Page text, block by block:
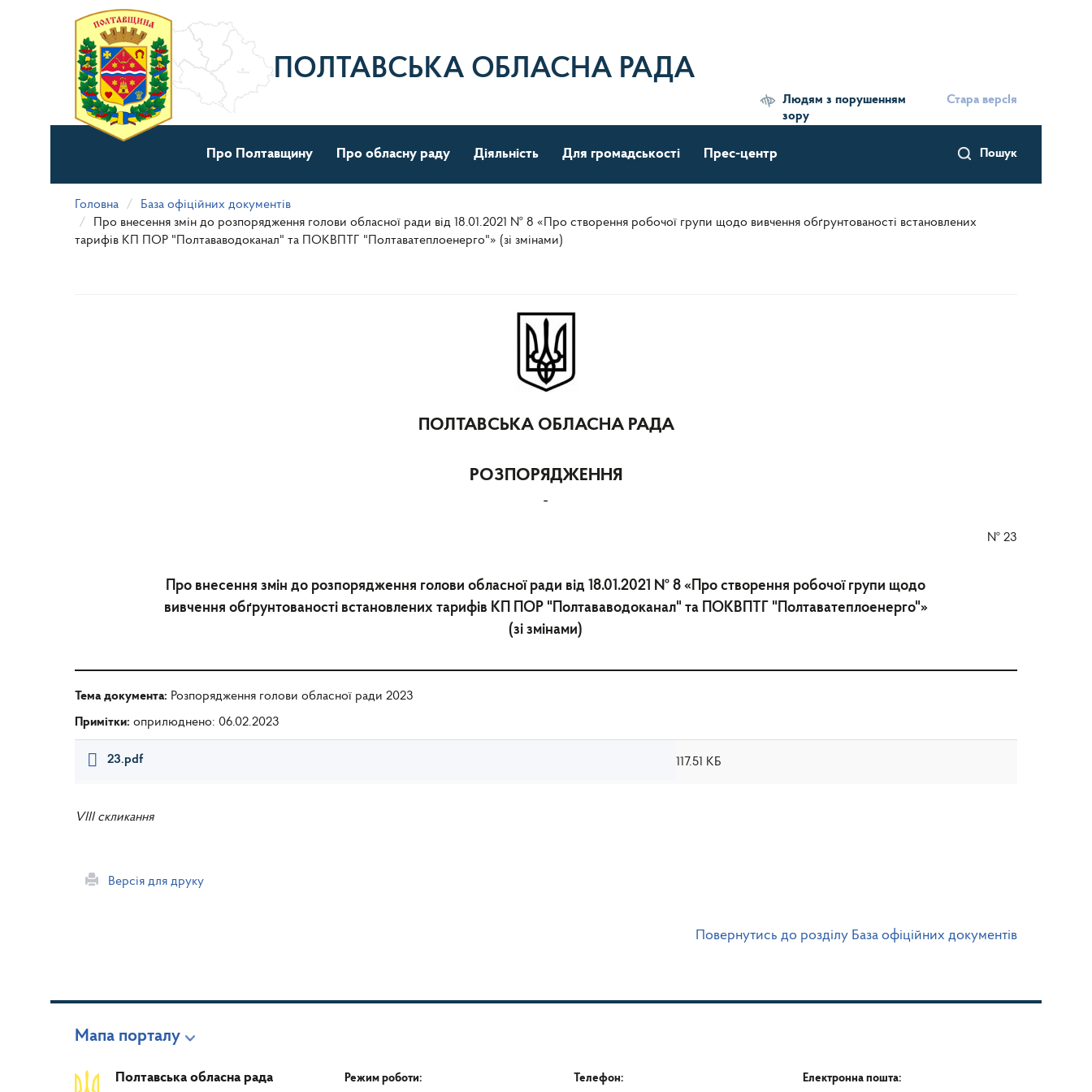
матеріалу
ПОЛТАВСЬКА ОБЛАСНА РАДА
Людям з порушенням
зору
Стара версІя
Пошук
Про Полтавщину Про обласну раду Діяльність Для громадськості Прес-центр
Головна
База офіційних документів
Про внесення змін до розпорядження голови обласної ради від 18.01.2021 № 8 «Про створення робочої групи щодо вивчення обґрунтованості встановлених
тарифів КП ПОР "Полтававодоканал" та ПОКВПТГ "Полтаватеплоенерго"» (зі змінами)
ПОЛТАВСЬКА ОБЛАСНА РАДА
РОЗПОРЯДЖЕННЯ
-
№ 23
Про внесення змін до розпорядження голови обласної ради від 18.01.2021 № 8 «Про створення робочої групи щодо
вивчення обґрунтованості встановлених тарифів КП ПОР "Полтававодоканал" та ПОКВПТГ "Полтаватеплоенерго"»
(зі змінами)
Тема документа: Розпорядження голови обласної ради 2023
Примітки: оприлюднено: 06.02.2023
23.pdf 117.51 КБ
VIII скликання
Версія для друку
Повернутись до розділу База офіційних документів
Мапа порталу
Полтавська обласна рада Режим роботи: Телефон: Електронна пошта: